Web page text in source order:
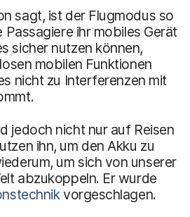
sagt, ist der Flugmodus so
ihr mobiles Gerät
sicher nutzen können,
mobilen Funktionen
nicht zu Interferenzen mit
jedoch nicht nur auf Reisen
ihn, um den Akku zu
um sich von unserer
abzukoppeln. Er wurde
vorgeschlagen.